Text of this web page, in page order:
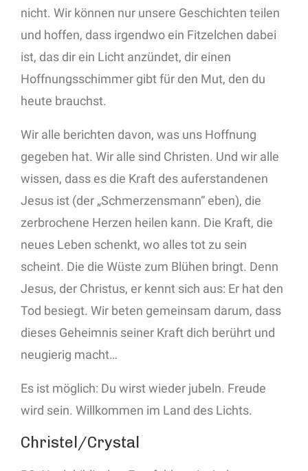
nicht. Wir können nur unsere Geschichten teilen
und hoffen, dass irgendwo ein Fitzelchen dabei
ist, das dir ein Licht anzündet, dir einen
Hoffnungsschimmer gibt für den Mut, den du
heute brauchst.
Wir alle berichten davon, was uns Hoffnung
gegeben hat. Wir alle sind Christen. Und wir alle
wissen, dass es die Kraft des auferstandenen
Jesus ist (der „Schmerzensmann“ eben), die
zerbrochene Herzen heilen kann. Die Kraft, die
neues Leben schenkt, wo alles tot zu sein
scheint. Die die Wüste zum Blühen bringt. Denn
Jesus, der Christus, er kennt sich aus: Er hat den
Tod besiegt. Wir beten gemeinsam darum, dass
dieses Geheimnis seiner Kraft dich berührt und
neugierig macht…
Es ist möglich: Du wirst wieder jubeln. Freude
wird sein. Willkommen im Land des Lichts.
Christel/Crystal